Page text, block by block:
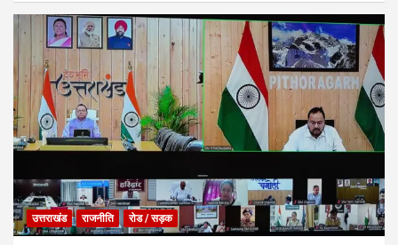
उत्तराखंड राजनीति रोड / सड़क